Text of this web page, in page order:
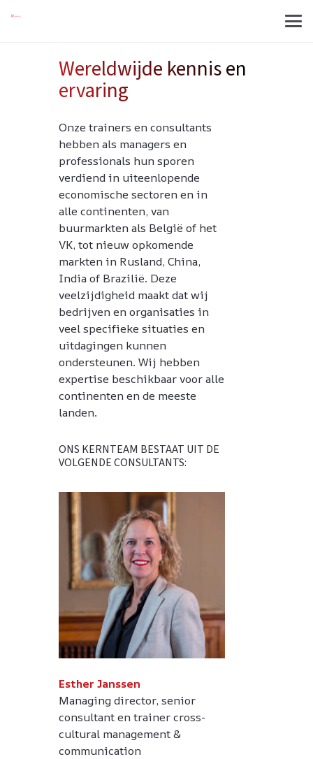
Wereldwijde kennis en
ervaring
Onze trainers en consultants
hebben als managers en
professionals hun sporen
verdiend in uiteenlopende
economische sectoren en in
alle continenten, van
buurmarkten als België of het
VK, tot nieuw opkomende
markten in Rusland, China,
India of Brazilië. Deze
veelzijdigheid maakt dat wij
bedrijven en organisaties in
veel specifieke situaties en
uitdagingen kunnen
ondersteunen. Wij hebben
expertise beschikbaar voor alle
continenten en de meeste
landen.
ONS KERNTEAM BESTAAT UIT DE
VOLGENDE CONSULTANTS:
Esther Janssen
Managing director, senior
consultant en trainer cross-
cultural management &
communication